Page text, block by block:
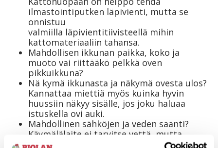
ilmastointiputken läpivienti, mutta se
onnistuu
valmiilla läpivientitiivisteellä mihin
kattomateriaaliin tahansa.
Mahdollisen ikkunan paikka, koko ja
muoto vai riittääkö pelkkä oven
pikkuikkuna?
Nä kymä ikkunasta ja näkymä ovesta ulos?
Kannattaa miettiä myös kuinka hyvin
huussiin näkyy sisälle, jos joku haluaa
istuskella ovi auki.
Mahdollinen sähköjen ja veden saanti?
Käymälälaite ei tarvitse vettä, mutta
käsienpesupaikka on hyvä olla lähellä.